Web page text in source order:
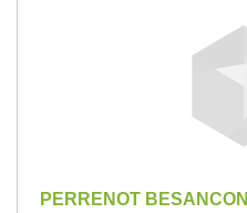
PERRENOT BESANCON